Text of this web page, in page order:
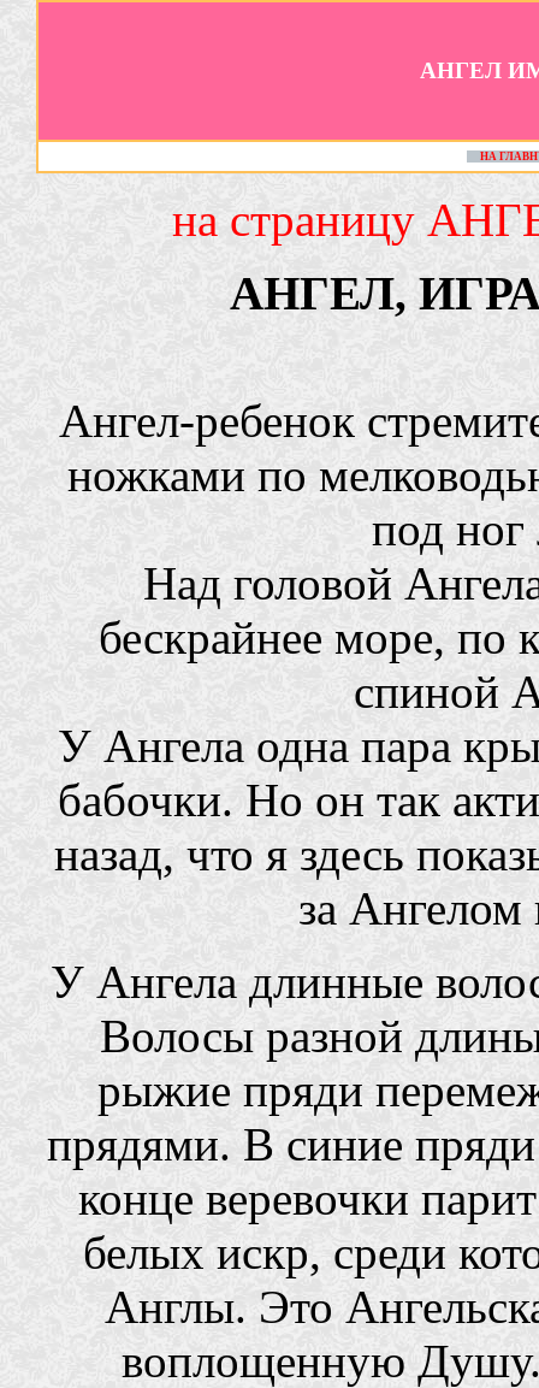
АНГЕЛ
НА
на страницу
АНГЕЛ,
Ангел-ребенок
ножками по
под ног
Над головой
бескрайнее море, по
спиной
У Ангела одна пара
бабочки. Но он так
назад, что я здесь
за
У Ангела длинные
Волосы разной
рыжие пряди
прядями. В синие пряди
конце веревочки
белых искр, среди
Англы. Это
воплощенную